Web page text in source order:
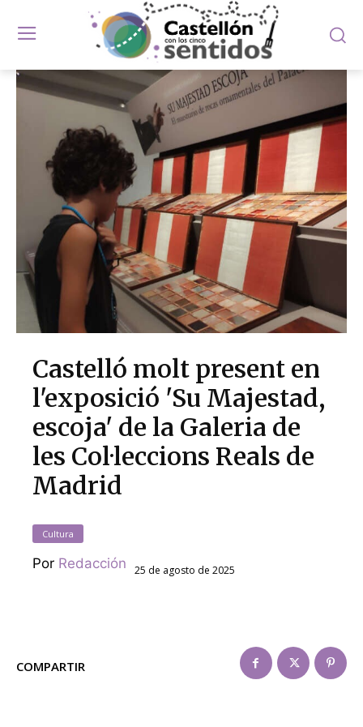
Castelló molt present en
l'exposició 'Su Majestad,
escoja' de la Galeria de
les Col·leccions Reals de
Madrid
Cultura
Por Redacción 25 de agosto de 2025
COMPARTIR